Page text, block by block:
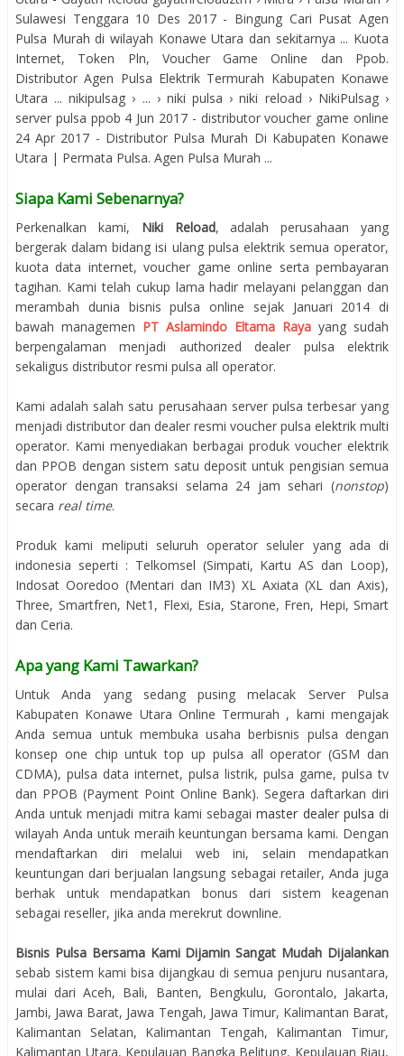
Sulawesi Tenggara 10 Des 2017 - Bingung Cari Pusat Agen
Pulsa Murah di wilayah Konawe Utara dan sekitarnya ... Kuota
Internet, Token Pln, Voucher Game Online dan Ppob.
Distributor Agen Pulsa Elektrik Termurah Kabupaten Konawe
Utara ... nikipulsag › ... › niki pulsa › niki reload › NikiPulsag ›
server pulsa ppob 4 Jun 2017 - distributor voucher game online
24 Apr 2017 - Distributor Pulsa Murah Di Kabupaten Konawe
Utara | Permata Pulsa. Agen Pulsa Murah ...
Siapa Kami Sebenarnya?
Perkenalkan kami, Niki Reload, adalah perusahaan yang
bergerak dalam bidang isi ulang pulsa elektrik semua operator,
kuota data internet, voucher game online serta pembayaran
tagihan. Kami telah cukup lama hadir melayani pelanggan dan
merambah dunia bisnis pulsa online sejak Januari 2014 di
bawah managemen PT Aslamindo Eltama Raya yang sudah
berpengalaman menjadi authorized dealer pulsa elektrik
sekaligus distributor resmi pulsa all operator.
Kami adalah salah satu perusahaan server pulsa terbesar yang
menjadi distributor dan dealer resmi voucher pulsa elektrik multi
operator. Kami menyediakan berbagai produk voucher elektrik
dan PPOB dengan sistem satu deposit untuk pengisian semua
operator dengan transaksi selama 24 jam sehari (nonstop)
secara real time.
Produk kami meliputi seluruh operator seluler yang ada di
indonesia seperti : Telkomsel (Simpati, Kartu AS dan Loop),
Indosat Ooredoo (Mentari dan IM3) XL Axiata (XL dan Axis),
Three, Smartfren, Net1, Flexi, Esia, Starone, Fren, Hepi, Smart
dan Ceria.
Apa yang Kami Tawarkan?
Untuk Anda yang sedang pusing melacak Server Pulsa
Kabupaten Konawe Utara Online Termurah , kami mengajak
Anda semua untuk membuka usaha berbisnis pulsa dengan
konsep one chip untuk top up pulsa all operator (GSM dan
CDMA), pulsa data internet, pulsa listrik, pulsa game, pulsa tv
dan PPOB (Payment Point Online Bank). Segera daftarkan diri
Anda untuk menjadi mitra kami sebagaimaster dealer pulsa di
wilayah Anda untuk meraih keuntungan bersama kami. Dengan
mendaftarkan diri melalui web ini, selain mendapatkan
keuntungan dari berjualan langsung sebagai retailer, Anda juga
berhak untuk mendapatkan bonus dari sistem keagenan
sebagai reseller, jika anda merekrut downline.
Bisnis Pulsa Bersama Kami Dijamin Sangat Mudah Dijalankan
sebab sistem kami bisa dijangkau di semua penjuru nusantara,
mulai dari Aceh, Bali, Banten, Bengkulu, Gorontalo, Jakarta,
Jambi, Jawa Barat, Jawa Tengah, Jawa Timur, Kalimantan Barat,
Kalimantan Selatan, Kalimantan Tengah, Kalimantan Timur,
Kalimantan Utara, Kepulauan Bangka Belitung, Kepulauan Riau,